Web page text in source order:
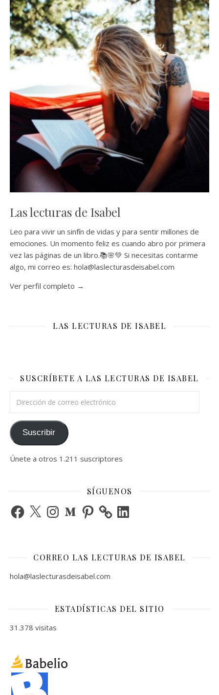
Las lecturas de Isabel
Leo para vivir un sinfín de vidas y para sentir millones de
emociones. Un momento feliz es cuando abro por primera
vez las páginas de un libro.📚🌸💚 Si necesitas contarme
algo, mi correo es: hola@laslecturasdeisabel.com
Ver perfil completo →
LAS LECTURAS DE ISABEL
SUSCRÍBETE A LAS LECTURAS DE ISABEL
Suscribir
Únete a otros 1.211 suscriptores
SÍGUENOS
Facebook
X InstagramMediumPinterest LinkedIn
CORREO LAS LECTURAS DE ISABEL
hola@laslecturasdeisabel.com
ESTADÍSTICAS DEL SITIO
31.378 visitas